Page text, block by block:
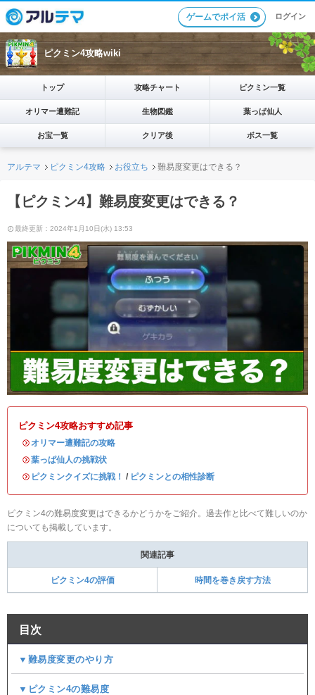
ゲームでポイ活 ログイン
ピクミン4攻略wiki
トップ 攻略チャート ピクミン一覧
オリマー遭難記 生物図鑑 葉っぱ仙人
お宝一覧 クリア後 ボス一覧
アルテマ ピクミン4攻略 お役立ち 難易度変更はできる？
【ピクミン4】難易度変更はできる？
最終更新：2024年1月10日(水) 13:53
ピクミン4攻略おすすめ記事
・ オリマー遭難記の攻略
・葉っぱ仙人の挑戦状
・ ピクミンクイズに挑戦！ / ピクミンとの相性診断
ピクミン4の難易度変更はできるかどうかをご紹介。過去作と比べて難しいのか
についても掲載しています。
関連記事
ピクミン4の評価 時間を巻き戻す方法
目次
▼難易度変更のやり方
▼ピクミン4の難易度